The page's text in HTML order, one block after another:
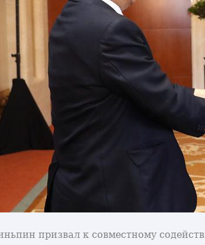
призвал к совместному